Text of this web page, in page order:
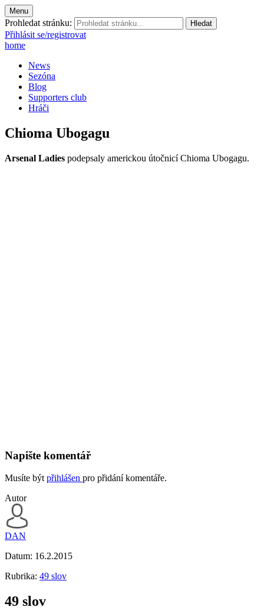
Menu
Prohledat stránku:
Přihlásit se/registrovat
home
News
Sezóna
Blog
Supporters club
Hráči
Chioma Ubogagu
Arsenal Ladies podepsaly americkou útočnicí Chioma Ubogagu.
Napište komentář
Musíte být přihlášen pro přidání komentáře.
Autor
DAN
Datum: 16.2.2015
Rubrika: 49 slov
49 slov